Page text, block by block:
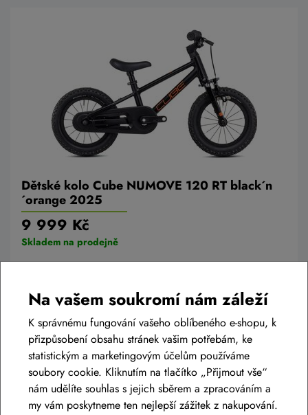
Dětské kolo Cube NUMOVE 120 RT black´n
´orange 2025
9 999 Kč
Skladem na prodejně
Na vašem soukromí nám záleží
K správnému fungování vašeho oblíbeného e-shopu, k
přizpůsobení obsahu stránek vašim potřebám, ke
statistickým a marketingovým účelům používáme
soubory cookie. Kliknutím na tlačítko „Přijmout vše“
nám udělíte souhlas s jejich sběrem a zpracováním a
my vám poskytneme ten nejlepší zážitek z nakupování.